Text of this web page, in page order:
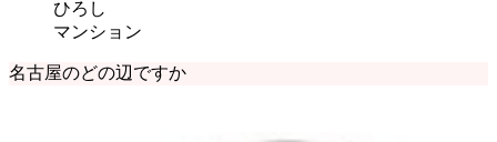
ひろし
マンション
名古屋のどの辺ですか